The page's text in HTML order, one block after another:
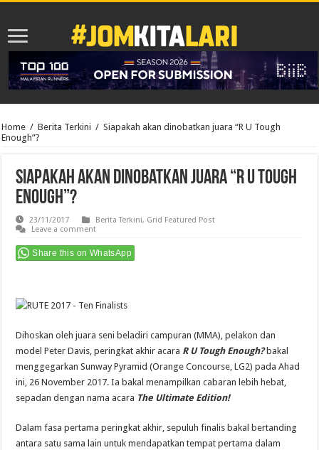
Home / Berita Terkini / Siapakah akan dinobatkan juara “R U Tough
Enough”?
Siapakah akan dinobatkan juara “R U Tough
Enough”?
23/11/2017 Berita Terkini, Grid Featured Post
Leave a comment
Share this on WhatsApp
Dihoskan oleh juara seni beladiri campuran (MMA), pelakon dan
model Peter Davis, peringkat akhir acara R U Tough Enough?bakal
menggegarkan Sunway Pyramid (Orange Concourse, LG2) pada Ahad
ini, 26 November 2017. Ia bakal menampilkan cabaran lebih hebat,
sepadan dengan nama acara The Ultimate Edition!
Dalam fasa pertama peringkat akhir, sepuluh finalis bakal bertanding
antara satu sama lain untuk mendapatkan tempat pertama dalam